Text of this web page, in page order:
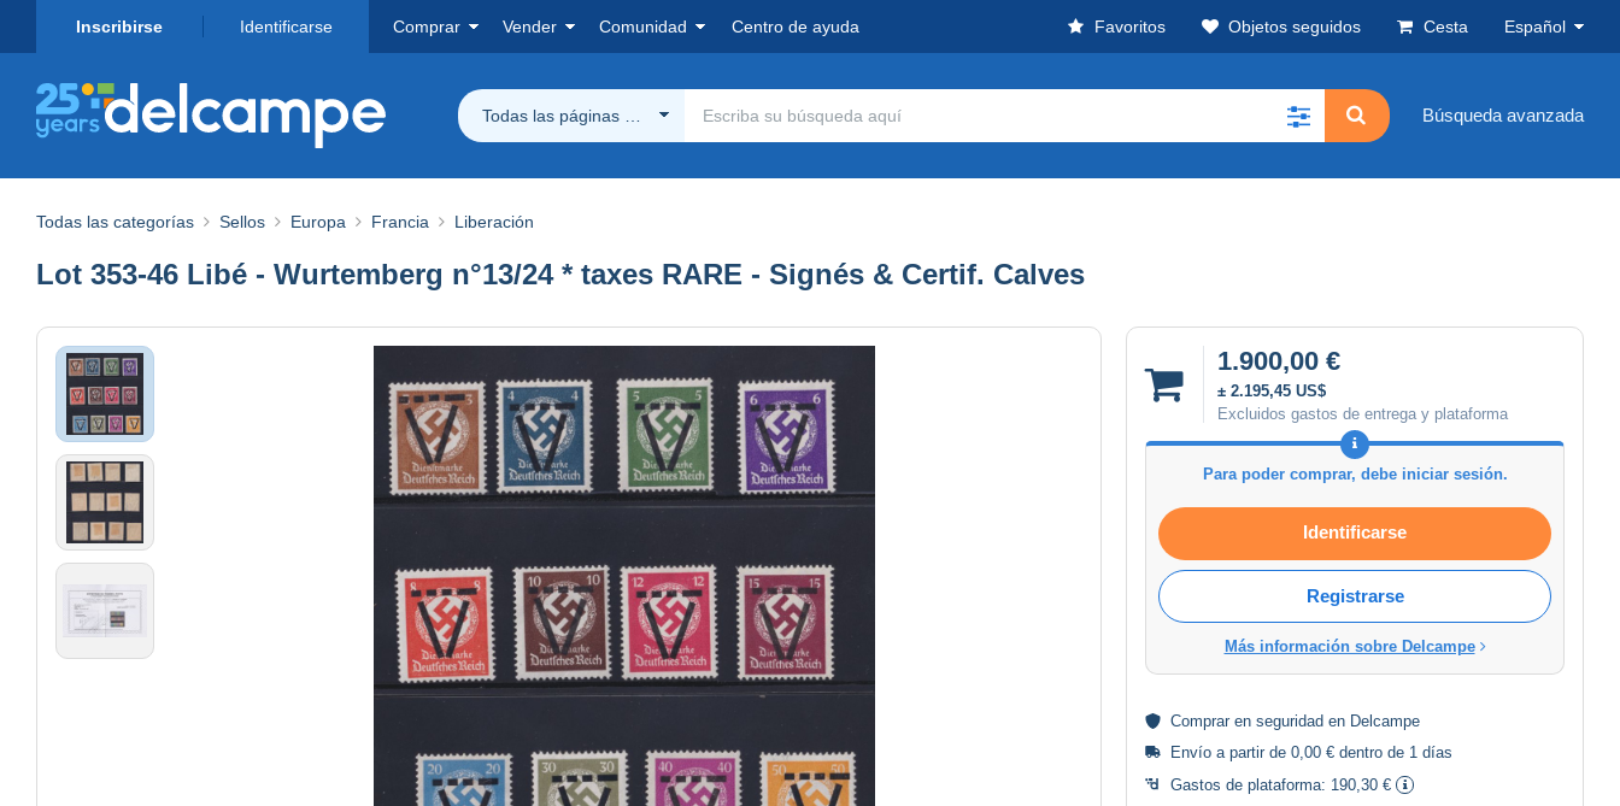
Inscribirse Identificarse Comprar Vender Comunidad Centro de ayuda Favoritos Objetos seguidos Cesta Español
Todas las páginas Delcampe Búsqueda avanzada
Todas las categorías Sellos Europa Francia Liberación
Lot 353-46 Libé - Wurtemberg n°13/24 * taxes RARE - Signés & Certif. Calves
1.900,00 €
± 2.195,45 US$
Excluidos gastos de entrega y plataforma
Para poder comprar, debe iniciar sesión.
Identificarse
Registrarse
Más información sobre Delcampe
Comprar en seguridad en Delcampe
Envío a partir de 0,00 € dentro de 1 días
Gastos de plataforma: 190,30 €